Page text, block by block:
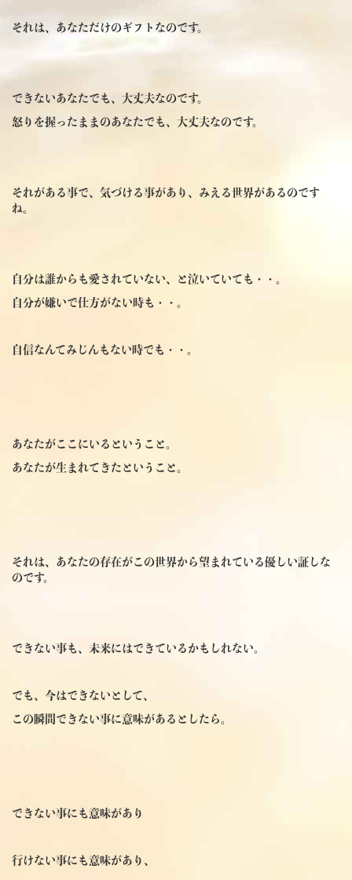
それは、あなただけのギフトなのです。
できないあなたでも、大丈夫なのです。
怒りを握ったままのあなたでも、大丈夫なのです。
それがある事で、気づける事があり、みえる世界があるのです
ね。
自分は誰からも愛されていない、と泣いていても・・。
自分が嫌いで仕方がない時も・・。
自信なんてみじんもない時でも・・。
あなたがここにいるということ。
あなたが生まれてきたということ。
それは、あなたの存在がこの世界から望まれている優しい証しな
のです。
できない事も、未来にはできているかもしれない。
でも、今はできないとして、
この瞬間できない事に意味があるとしたら。
できない事にも意味があり
行けない事にも意味があり、